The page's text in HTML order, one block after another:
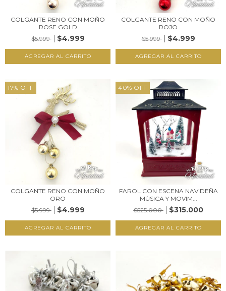
COLGANTE RENO CON MOÑO
ROSE GOLD
$5.999
$4.999
COLGANTE RENO CON MOÑO
ROJO
$5.999
$4.999
17% OFF
COLGANTE RENO CON MOÑO
ORO
$5.999
$4.999
40% OFF
FAROL CON ESCENA NAVIDEÑA
MÚSICA Y MOVIM...
$525.000
$315.000